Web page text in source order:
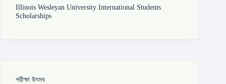
Illinois Wesleyan University International Students
Scholarships
পরীক্ষা উৎসব